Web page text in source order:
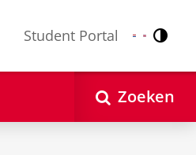
Student Portal Nederlands
English
Zoeken